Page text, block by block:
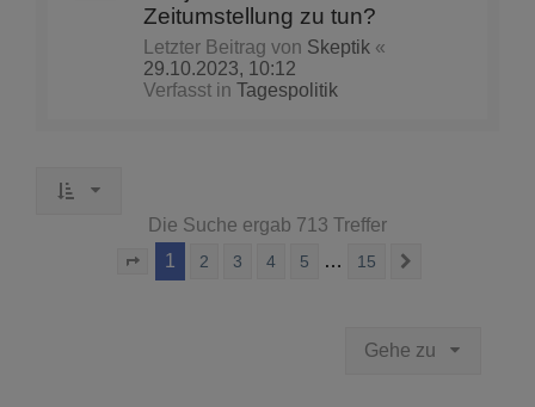
Zeitumstellung zu tun?
Letzter Beitrag von Skeptik «
29.10.2023, 10:12
Verfasst in Tagespolitik
Die Suche ergab 713 Treffer
Seite von 15
1 2 3 4 5 … 15
Gehe zu